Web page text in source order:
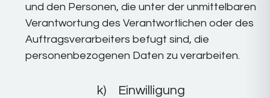
und den Personen, die unter der unmittelbaren
Verantwortung des Verantwortlichen oder des
Auftragsverarbeiters befugt sind, die
personenbezogenen Daten zu verarbeiten.
k) Einwilligung